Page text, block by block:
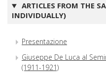
ARTICLES FROM THE
INDIVIDUALLY)
Presentazione
Giuseppe De Luca al
(1911-1921)